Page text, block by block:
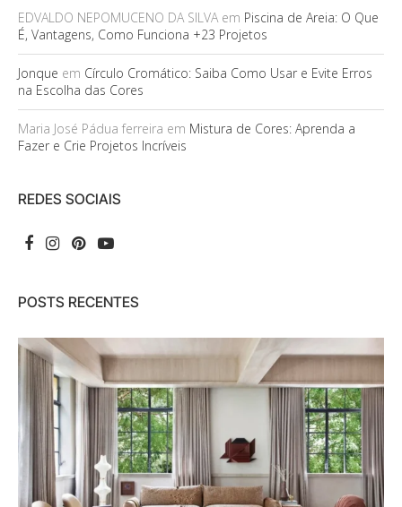
EDVALDO NEPOMUCENO DA SILVAem Piscina de Areia: O Que
É, Vantagens, Como Funciona +23 Projetos
Jonque em Círculo Cromático: Saiba Como Usar e Evite Erros
na Escolha das Cores
Maria José Pádua ferreira em Mistura de Cores: Aprenda a
Fazer e Crie Projetos Incríveis
REDES SOCIAIS
POSTS RECENTES